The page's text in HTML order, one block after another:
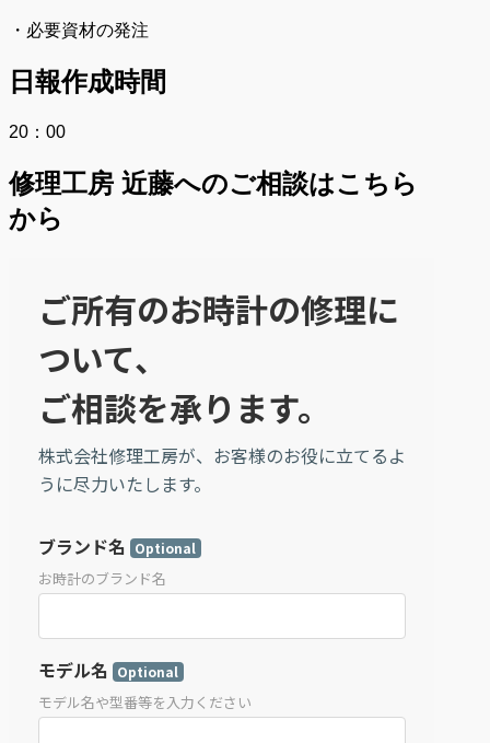
・必要資材の発注
日報作成時間
20：00
修理工房 近藤へのご相談はこちら
から